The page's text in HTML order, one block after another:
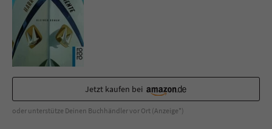
Jetzt kaufen bei
oder unterstütze Deinen Buchhändler vor Ort (Anzeige*)